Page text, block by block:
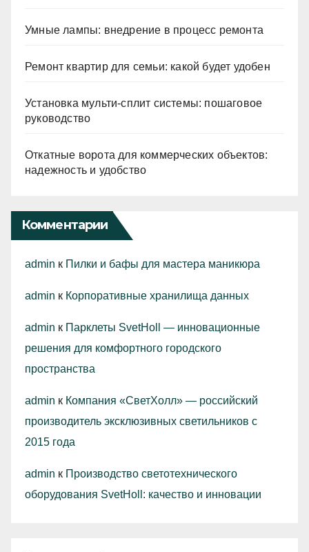
Умные лампы: внедрение в процесс ремонта
Ремонт квартир для семьи: какой будет удобен
Установка мульти-сплит системы: пошаговое
руководство
Откатные ворота для коммерческих объектов:
надежность и удобство
Комментарии
admin к Пилки и бафы для мастера маникюра
admin к Корпоративные хранилища данных
admin к Парклеты SvetHoll — инновационные
решения для комфортного городского
пространства
admin к Компания «СветХолл» — российский
производитель эксклюзивных светильников с
2015 года
admin к Производство светотехнического
оборудования SvetHoll: качество и инновации